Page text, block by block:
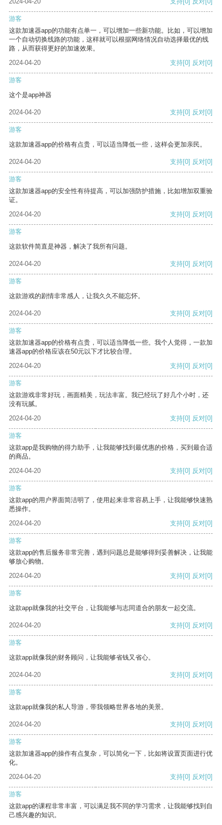
游客
这款加速器app的功能有点单一，可以增加一些新功能。比如，可以增加
一个自动切换线路的功能，这样就可以根据网络情况自动选择最优的线
路，从而获得更好的加速效果。
2024-04-20
支持[0] 反对[0]
游客
这个是app神器
2024-04-20 支持[0] 反对[0]
游客
这款加速器app的价格有点贵，可以适当降低一些，这样会更加亲民。
2024-04-20 支持[0] 反对[0]
游客
这款加速器app的安全性有待提高，可以加强防护措施，比如增加双重验
证。
2024-04-20
支持[0] 反对[0]
游客
这款软件简直是神器，解决了我所有问题。
2024-04-20 支持[0] 反对[0]
游客
这款游戏的剧情非常感人，让我久久不能忘怀。
2024-04-20 支持[0] 反对[0]
游客
这款加速器app的价格有点贵，可以适当降低一些。我个人觉得，一款加
速器app的价格应该在50元以下才比较合理。
2024-04-20
支持[0] 反对[0]
游客
这款游戏非常好玩，画面精美，玩法丰富。我已经玩了好几个小时，还
没有玩腻。
2024-04-20
支持[0] 反对[0]
游客
这款app是我购物的得力助手，让我能够找到最优惠的价格，买到最合适
的商品。
2024-04-20
支持[0] 反对[0]
游客
这款app的用户界面简洁明了，使用起来非常容易上手，让我能够快速熟
悉操作。
2024-04-20
支持[0] 反对[0]
游客
这款app的售后服务非常完善，遇到问题总是能够得到妥善解决，让我能
够放心购物。
2024-04-20
支持[0] 反对[0]
游客
这款app就像我的社交平台，让我能够与志同道合的朋友一起交流。
2024-04-20 支持[0] 反对[0]
游客
这款app就像我的财务顾问，让我能够省钱又省心。
2024-04-20 支持[0] 反对[0]
游客
这款app就像我的私人导游，带我领略世界各地的美景。
2024-04-20 支持[0] 反对[0]
游客
这款加速器app的操作有点复杂，可以简化一下，比如将设置页面进行优
化。
2024-04-20
支持[0] 反对[0]
游客
这款app的课程非常丰富，可以满足我不同的学习需求，让我能够找到自
己感兴趣的知识。